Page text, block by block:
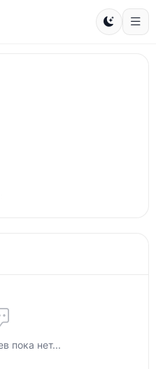
пока нет...